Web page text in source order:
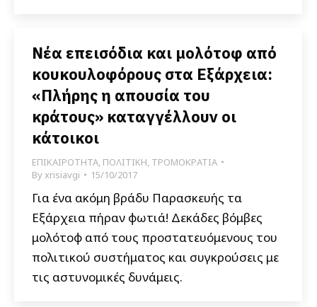
Νέα επεισόδια και μολότοφ από
κουκουλοφόρους στα Εξάρχεια:
«Πλήρης η απουσία του
κράτους» καταγγέλλουν οι
κάτοικοι
ΕΠΙΚΑΙΡΟΤΗΤΑ, ΠΟΛΙΤΙΚΗ, ΤΡΟΜΟΚΡΑΤΙΑ
Byxrisiavgi 15/10/2017
Για ένα ακόμη βράδυ Παρασκευής τα
Εξάρχεια πήραν φωτιά! Δεκάδες βόμβες
μολότοφ από τους προστατευόμενους του
πολιτικού συστήματος και συγκρούσεις με
τις αστυνομικές δυνάμεις.